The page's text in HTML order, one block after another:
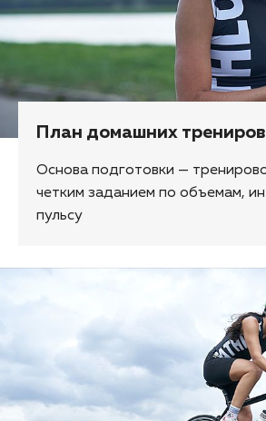
План домашних
Основа подготовки —
четким заданием по объемам,
пульсу